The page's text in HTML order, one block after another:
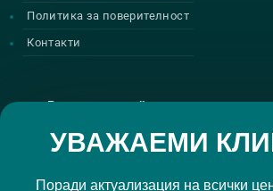
УВАЖАЕМИ
Поради актуализация на всички
Политика за поверителност
Контакти
Регистрирай се за нашите